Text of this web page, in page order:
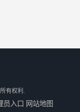
有权利.
员入口 网站地图